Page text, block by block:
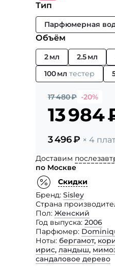
Тип
Парфюмерная
Объём
2 мл 2.5 мл
100 мл тестер
17 480₽ -20%
13 984
3 496₽ × 4
Доставим
по Москве
Скидки
Бренд Sisley
Страна
Пол Женский
Год выпуска 2006
Парфюмер
Ноты бергамот,
ирис, ландыш,
сандаловое дерево